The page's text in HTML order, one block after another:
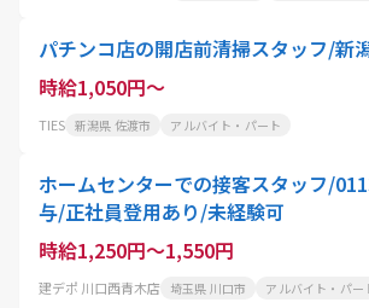
パチンコ店の開店前清掃スタッフ/新
時給1,050円～
TIES 新潟県 佐渡市 アルバイト・パート
ホームセンターでの接客スタッフ/
与/正社員登用あり/未経験可
時給1,250円～1,550円
建デポ 川口西青木店 埼玉県 川口市 アルバイト・パー